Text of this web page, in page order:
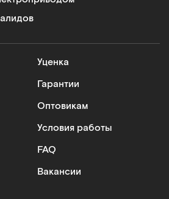
Уценка
Гарантии
Оптовикам
Условия работы
FAQ
Вакансии